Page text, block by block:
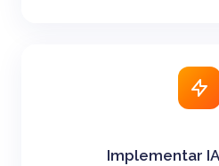
Implementar